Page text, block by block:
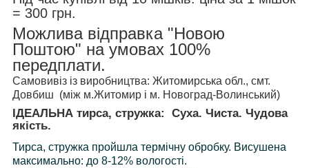
= 300 грн.
Можлива відправка "Новою
Поштою" на умовах 100%
передплати.
Самовивіз із виробництва: Житомирська обл., смт.
Довбиш (між м.Житомир і м. Новоград-Волинський)
ІДЕАЛЬНА тирса, стружка: Суха. Чиста. Чудова
якість.
Тирса, стружка пройшла термічну обробку. Висушена
максимально: до 8-12% вологості.